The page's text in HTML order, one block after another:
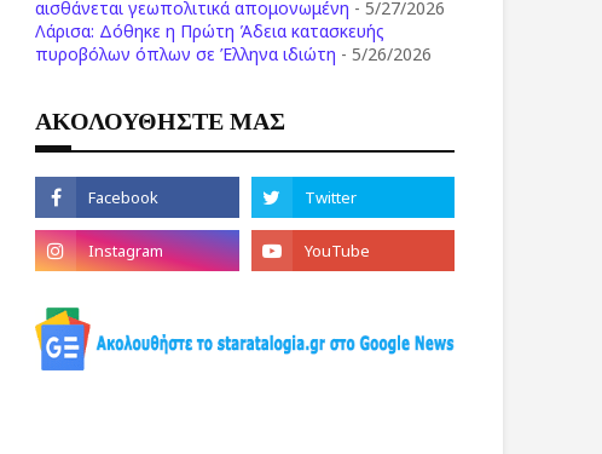
αισθάνεται γεωπολιτικά απομονωμένη - 5/27/2026
Λάρισα: Δόθηκε η Πρώτη Άδεια κατασκευής
πυροβόλων όπλων σε Έλληνα ιδιώτη - 5/26/2026
ΑΚΟΛΟΥΘΗΣΤΕ ΜΑΣ